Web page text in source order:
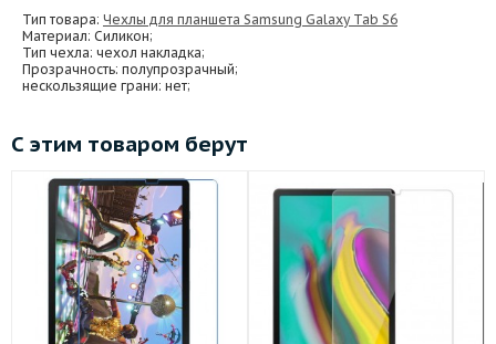
Тип товара: Чехлы для планшета Samsung Galaxy Tab S6
Материал: Силикон;
Тип чехла: чехол накладка;
Прозрачность: полупрозрачный;
нескользящие грани: нет;
С этим товаром берут